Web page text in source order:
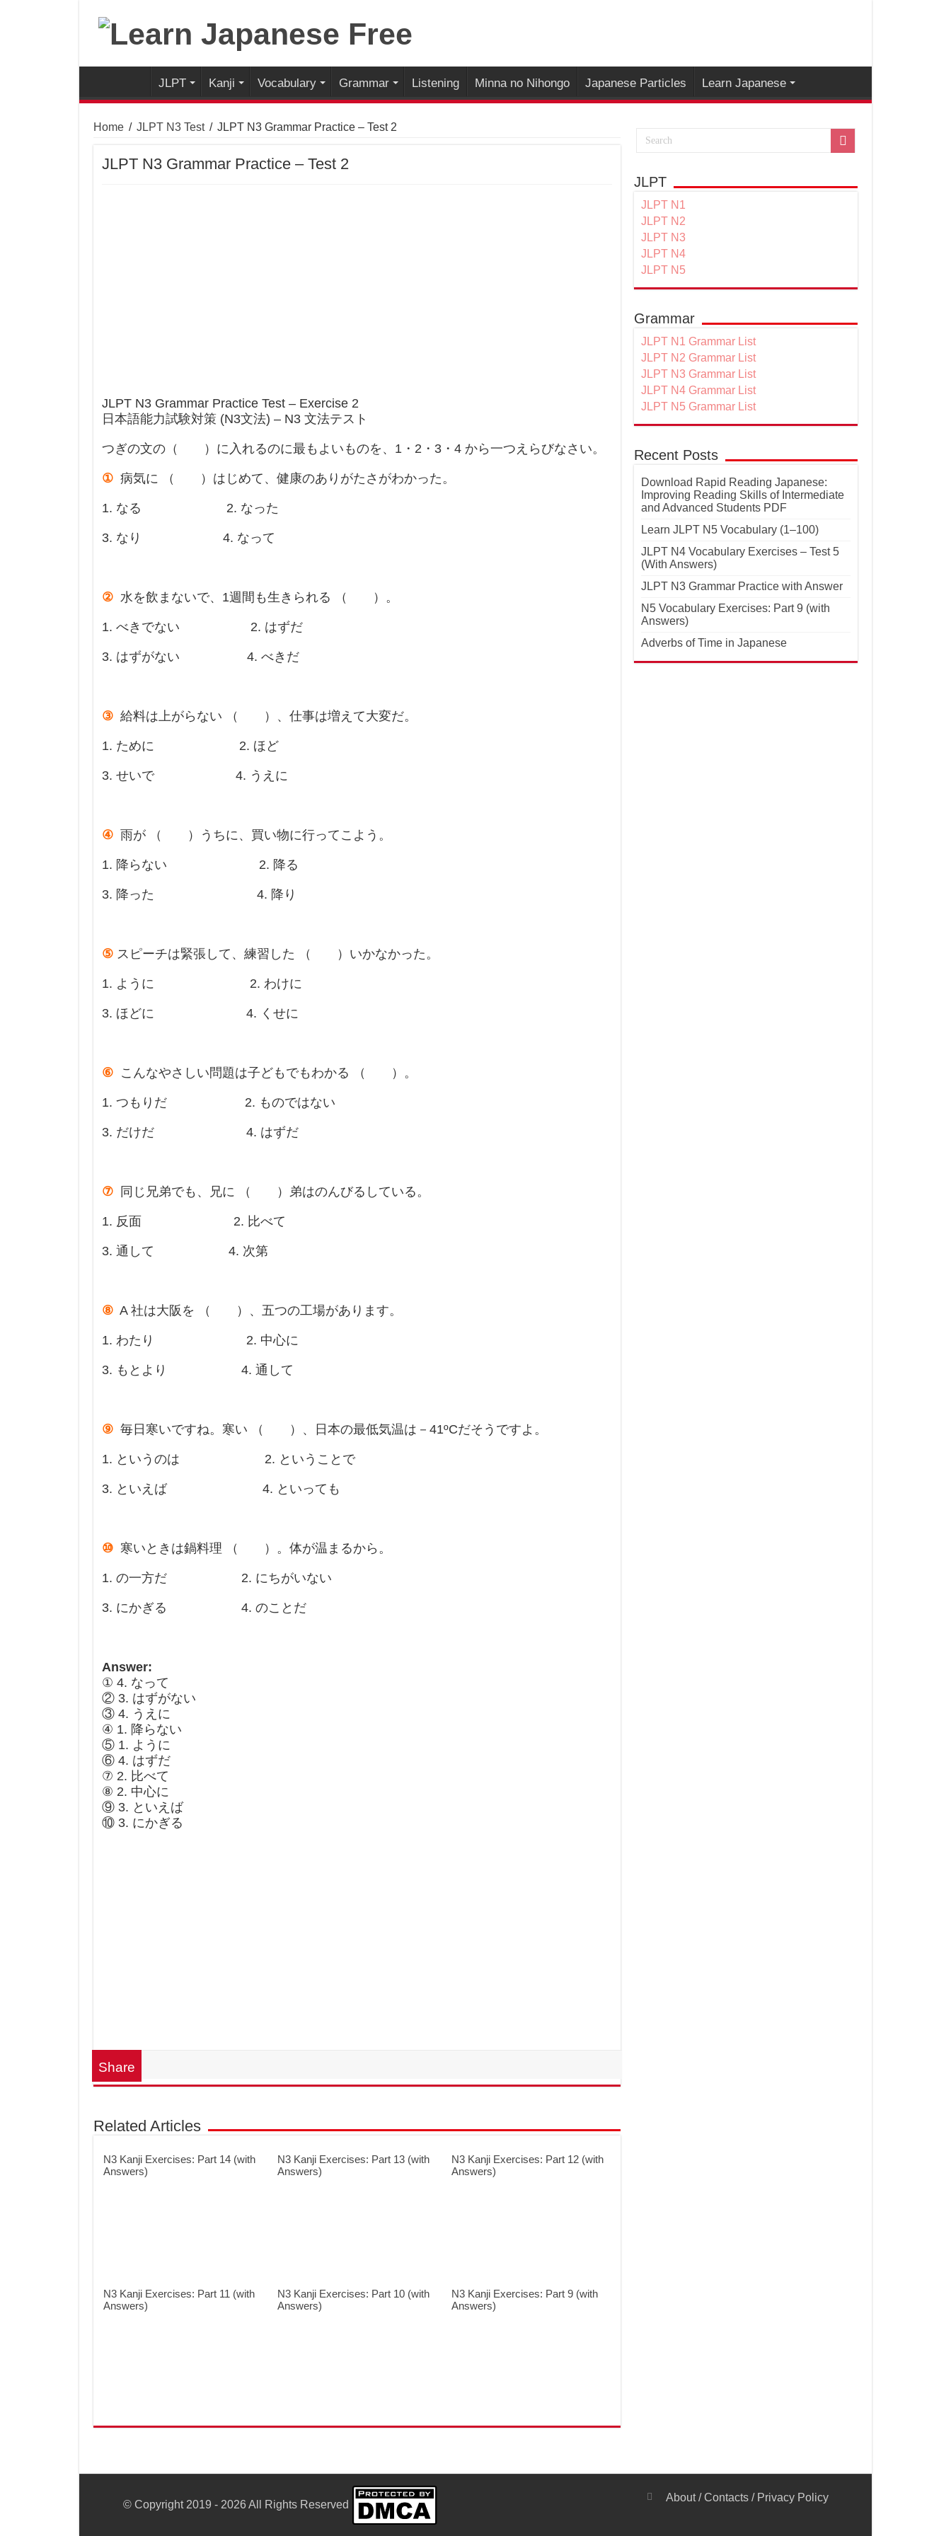
JLPT Kanji Vocabulary Grammar Listening Minna no Nihongo Japanese Particles Learn Japanese
Home / JLPT N3 Test / JLPT N3 Grammar Practice – Test 2
JLPT N3 Grammar Practice – Test 2
JLPT N3 Grammar Practice Test – Exercise 2
日本語能力試験対策 (N3文法) – N3 文法テスト
つぎの文の（ ）に入れるのに最もよいものを、1・2・3・4 から一つえらびなさい。
① 病気に （ ）はじめて、健康のありがたさがわかった。
1. なる 2. なった
3. なり 4. なって
② 水を飲まないで、1週間も生きられる （ ）。
1. べきでない 2. はずだ
3. はずがない 4. べきだ
③ 給料は上がらない （ ）、仕事は増えて大変だ。
1. ために 2. ほど
3. せいで 4. うえに
④ 雨が （ ）うちに、買い物に行ってこよう。
1. 降らない 2. 降る
3. 降った 4. 降り
⑤ スピーチは緊張して、練習した （ ）いかなかった。
1. ように 2. わけに
3. ほどに 4. くせに
⑥ こんなやさしい問題は子どもでもわかる （ ）。
1. つもりだ 2. ものではない
3. だけだ 4. はずだ
⑦ 同じ兄弟でも、兄に （ ）弟はのんびるしている。
1. 反面 2. 比べて
3. 通して 4. 次第
⑧ A 社は大阪を （ ）、五つの工場があります。
1. わたり 2. 中心に
3. もとより 4. 通して
⑨ 毎日寒いですね。寒い （ ）、日本の最低気温は－41ºCだそうですよ。
1. というのは 2. ということで
3. といえば 4. といっても
⑩ 寒いときは鍋料理 （ ）。体が温まるから。
1. の一方だ 2. にちがいない
3. にかぎる 4. のことだ
Answer:
① 4. なって
② 3. はずがない
③ 4. うえに
④ 1. 降らない
⑤ 1. ように
⑥ 4. はずだ
⑦ 2. 比べて
⑧ 2. 中心に
⑨ 3. といえば
⑩ 3. にかぎる
Share
Related Articles
N3 Kanji Exercises: Part 14 (with
Answers)
N3 Kanji Exercises: Part 13 (with
Answers)
N3 Kanji Exercises: Part 12 (with
Answers)
N3 Kanji Exercises: Part 11 (with
Answers)
N3 Kanji Exercises: Part 10 (with
Answers)
N3 Kanji Exercises: Part 9 (with
Answers)
JLPT
JLPT N1
JLPT N2
JLPT N3
JLPT N4
JLPT N5
Grammar
JLPT N1 Grammar List
JLPT N2 Grammar List
JLPT N3 Grammar List
JLPT N4 Grammar List
JLPT N5 Grammar List
Recent Posts
Download Rapid Reading Japanese:
Improving Reading Skills of Intermediate
and Advanced Students PDF
Learn JLPT N5 Vocabulary (1–100)
JLPT N4 Vocabulary Exercises – Test 5
(With Answers)
JLPT N3 Grammar Practice with Answer
N5 Vocabulary Exercises: Part 9 (with
Answers)
Adverbs of Time in Japanese
About/Contacts/ Privacy Policy
© Copyright 2019 - 2026 All Rights Reserved